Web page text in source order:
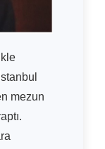
mezun